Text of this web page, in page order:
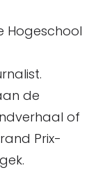
Hogeschool
de
of
Prix-